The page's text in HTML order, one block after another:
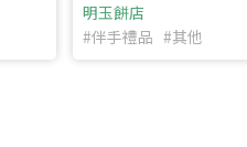
明玉餅店
#伴手禮品 #其他
頁
頁 看密笈